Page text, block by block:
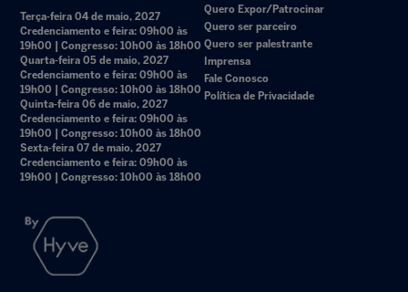
Terça-feira 04 de maio, 2027
Credenciamento e feira: 09h00 às
19h00 | Congresso: 10h00 às 18h00
Quarta-feira 05 de maio, 2027
Credenciamento e feira: 09h00 às
19h00 | Congresso: 10h00 às 18h00
Quinta-feira 06 de maio, 2027
Credenciamento e feira: 09h00 às
19h00 | Congresso: 10h00 às 18h00
Sexta-feira 07 de maio, 2027
Credenciamento e feira: 09h00 às
19h00 | Congresso: 10h00 às 18h00
Quero Expor/Patrocinar
Quero ser parceiro
Quero ser palestrante
Imprensa
Fale Conosco
Política de Privacidade